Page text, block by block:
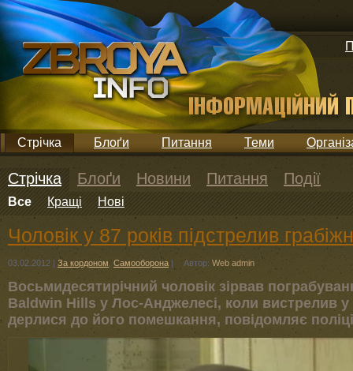
Стрічка Блоґи Питання Теми
Стрічка Блоґи Новини Питання Події
Все Кращі Нові
Чоловік у 87 років підстрелив
03.02.2012 | За кордоном Самооборона | Автор: Web admin
Восьмидесятирічний чоловік зірвав
Baldwin Hills у Лос-Анджелесі, коли вистрелив
дерлися до його помешкання, повідомляє